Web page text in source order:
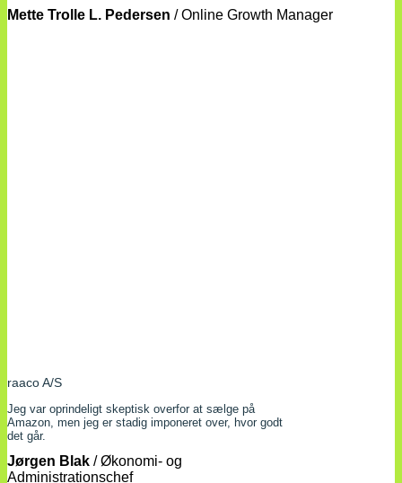
Mette Trolle L. Pedersen /Online Growth Manager
raaco A/S
Jeg var oprindeligt skeptisk overfor at sælge på
Amazon, men jeg er stadig imponeret over, hvor godt
det går.
Jørgen Blak /Økonomi- og
Administrationschef